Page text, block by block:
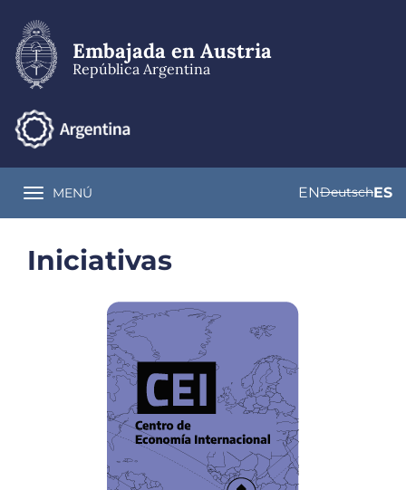
contenido
principal
Embajada en Austria
República Argentina
Toggle navigation
MENÚ ENDeutschES
Iniciativas